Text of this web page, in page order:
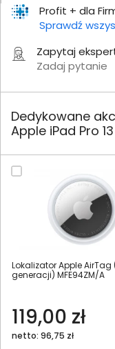
Profit + dla
Sprawdź
Zapytaj
Zadaj pytanie
Dedykowane
Apple iPad Pro
Lokalizator Apple AirTag
generacji) MFE94ZM/A
119,00 zł
netto: 96,75 zł